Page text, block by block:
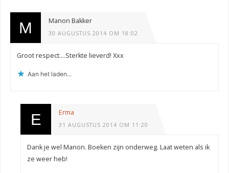
Manon Bakker
30 AUGUSTUS 2014 OM 18:02
Groot respect….Sterkte lieverd! Xxx
Aan het laden...
Erma
31 AUGUSTUS 2014 OM 11:20
Dank je wel Manon. Boeken zijn onderweg. Laat weten als ik
ze weer heb!